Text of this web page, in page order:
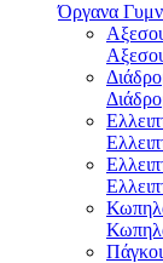
Όργανα